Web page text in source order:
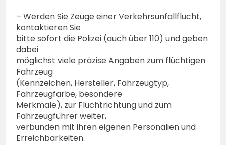
– Werden Sie Zeuge einer Verkehrsunfallflucht,
kontaktieren Sie
bitte sofort die Polizei (auch über 110) und geben
dabei
möglichst viele präzise Angaben zum flüchtigen
Fahrzeug
(Kennzeichen, Hersteller, Fahrzeugtyp,
Fahrzeugfarbe, besondere
Merkmale), zur Fluchtrichtung und zum
Fahrzeugführer weiter,
verbunden mit ihren eigenen Personalien und
Erreichbarkeiten.